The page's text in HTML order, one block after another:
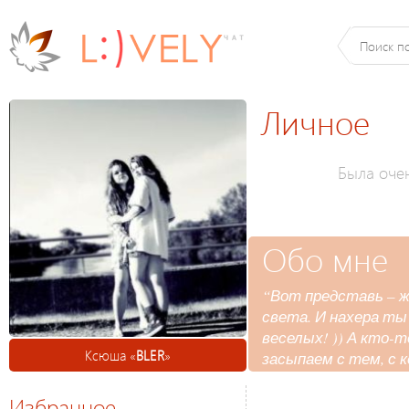
Ксюша «BLER»
Личное
Была
Обо мне
“Вот представь –
света. И нахера ты
веселых! )) А кто-
засыпаем с тем, с